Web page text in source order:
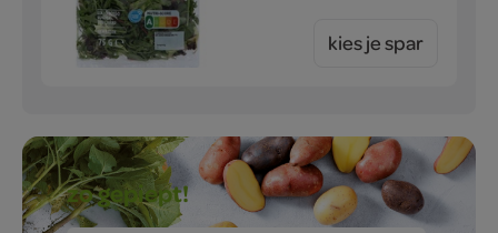
kies je spar
zo gepiept!